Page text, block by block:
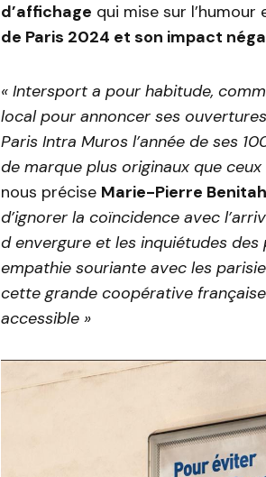
d’affichage qui mise sur
de Paris 2024 et son impact
« Intersport a pour habitude,
local pour annoncer ses
Paris Intra Muros l’année de ses
de marque plus originaux que
nous précise Marie-Pierre
d’ignorer la coïncidence avec
d envergure et les inquiétudes
empathie souriante avec les
cette grande coopérative
accessible »